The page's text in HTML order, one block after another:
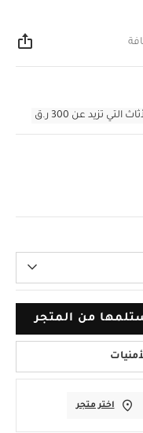
تزيد عن 300 ر.ق
من المتجر
اختر متجر